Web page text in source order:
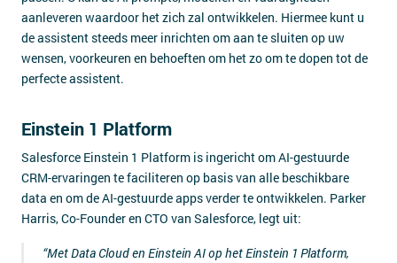
aanleveren waardoor het zich zal ontwikkelen. Hiermee kunt u
de assistent steeds meer inrichten om aan te sluiten op uw
wensen, voorkeuren en behoeften om het zo om te dopen tot de
perfecte assistent.
Einstein 1 Platform
Salesforce Einstein 1 Platform is ingericht om AI-gestuurde
CRM-ervaringen te faciliteren op basis van alle beschikbare
data en om de AI-gestuurde apps verder te ontwikkelen. Parker
Harris, Co-Founder en CTO van Salesforce, legt uit:
“Met Data Cloud en Einstein AI op het Einstein 1 Platform,